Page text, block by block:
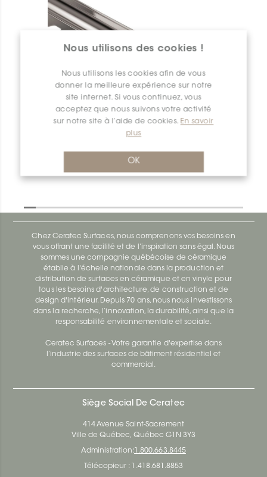
Nous utilisons des cookies !
Nous utilisons les cookies afin de vous
donner la meilleure expérience sur notre
site internet. Si vous continuez, vous
acceptez que nous suivons votre activité
sur notre site à l’aide de cookies. En savoir
plus
OK
Dilex-Ahk E/AHK1S/ATG
Chez Ceratec Surfaces, nous comprenons vos besoins en
vous offrant une facilité et de l’inspiration sans égal. Nous
sommes une compagnie québécoise de céramique
établie à l'échelle nationale dans la production et
distribution de surfaces en céramique et en vinyle pour
tous les besoins d'architecture, de construction et de
design d'intérieur. Depuis 70 ans, nous nous investissons
dans la recherche, l’innovation, la durabilité, ainsi que la
responsabilité environnementale et sociale.
Ceratec Surfaces - Votre garantie d'expertise dans
l’industrie des surfaces de bâtiment résidentiel et
commercial.
Siège Social De Ceratec
414 Avenue Saint-Sacrement
Ville de Québec, Québec G1N 3Y3
Administration: 1.800.663.8445
Télécopieur : 1.418.681.8853